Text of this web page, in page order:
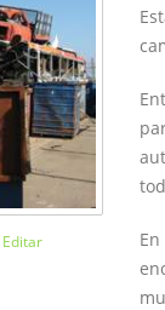
Editar